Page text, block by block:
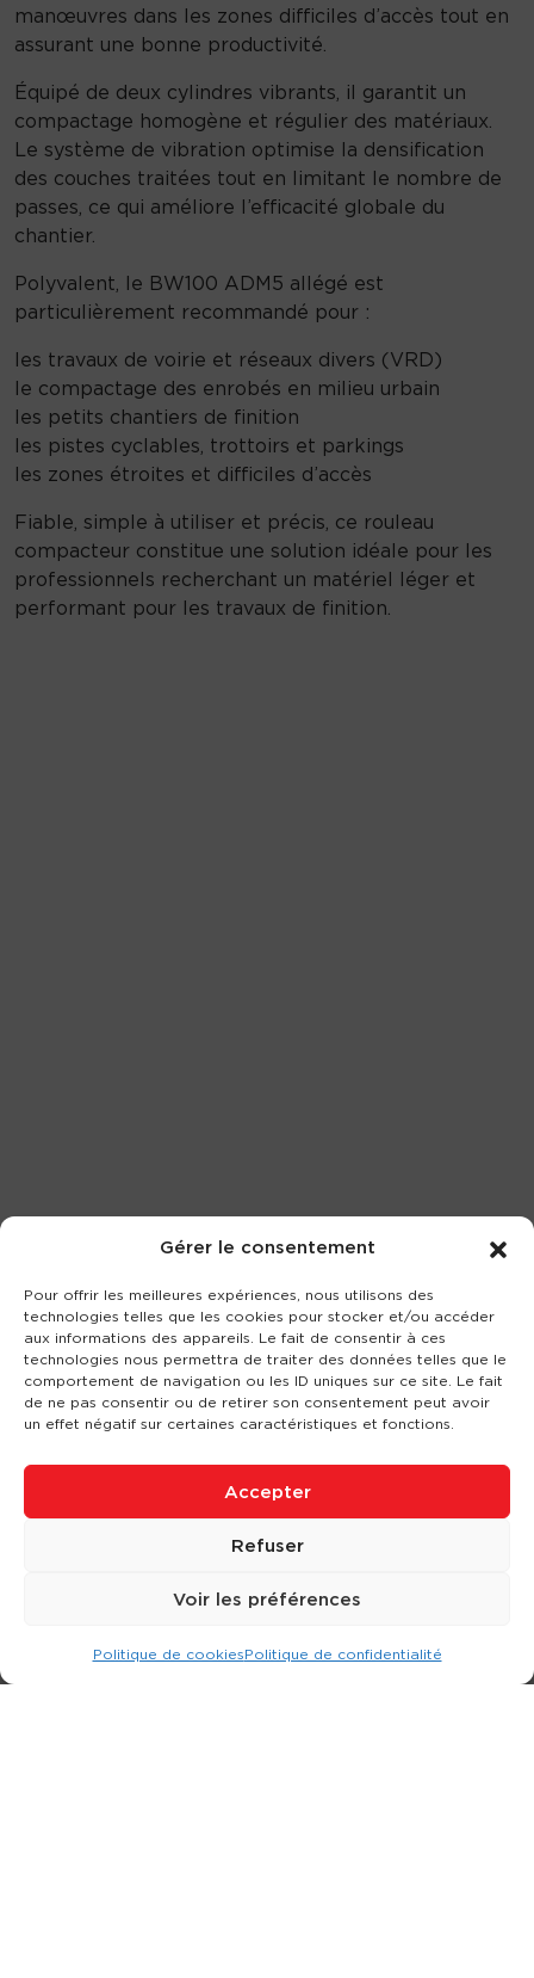
Gérer le consentement
Pour offrir les meilleures expériences, nous utilisons des
technologies telles que les cookies pour stocker et/ou accéder
aux informations des appareils. Le fait de consentir à ces
technologies nous permettra de traiter des données telles que le
comportement de navigation ou les ID uniques sur ce site. Le fait
de ne pas consentir ou de retirer son consentement peut avoir
un effet négatif sur certaines caractéristiques et fonctions.
Accepter
Refuser
Voir les préférences
Politique de cookiesPolitique de confidentialité
manœuvres dans les zones difficiles d’accès tout en
assurant une bonne productivité.
Équipé de deux cylindres vibrants, il garantit un
compactage homogène et régulier des matériaux.
Le système de vibration optimise la densification
des couches traitées tout en limitant le nombre de
passes, ce qui améliore l’efficacité globale du
chantier.
Polyvalent, le BW100 ADM5 allégé est
particulièrement recommandé pour :
les travaux de voirie et réseaux divers (VRD)
le compactage des enrobés en milieu urbain
les petits chantiers de finition
les pistes cyclables, trottoirs et parkings
les zones étroites et difficiles d’accès
Fiable, simple à utiliser et précis, ce rouleau
compacteur constitue une solution idéale pour les
professionnels recherchant un matériel léger et
performant pour les travaux de finition.